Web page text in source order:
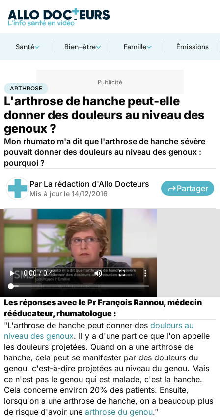
Santé Bien-être Famille Émissions
AccueilSanté Maladies
ARTHROSE
L'arthrose de hanche peut-elle
donner des douleurs au niveau des
genoux ?
Mon rhumato m'a dit que l'arthrose de hanche sévère
pouvait donner des douleurs au niveau des genoux :
pourquoi ?
Par La rédaction d'Allo Docteurs
Mis à jour le 14/12/2016
Partager
Les réponses avec le Pr François Rannou, médecin
rééducateur, rhumatologue :
"L'arthrose de hanche peut donner des douleurs au
niveau des genoux. Il y a d'une part ce que l'on appelle
les douleurs projetées. Quand on a une arthrose de
hanche, cela peut se manifester par des douleurs du
genou, c'est-à-dire projetées au niveau du genou. Mais
ce n'est pas le genou qui est malade, c'est la hanche.
Cela concerne environ 20% des patients. Ensuite,
lorsqu'on a une arthrose de hanche, on a beaucoup plus
de risque d'avoir une arthrose du genou."